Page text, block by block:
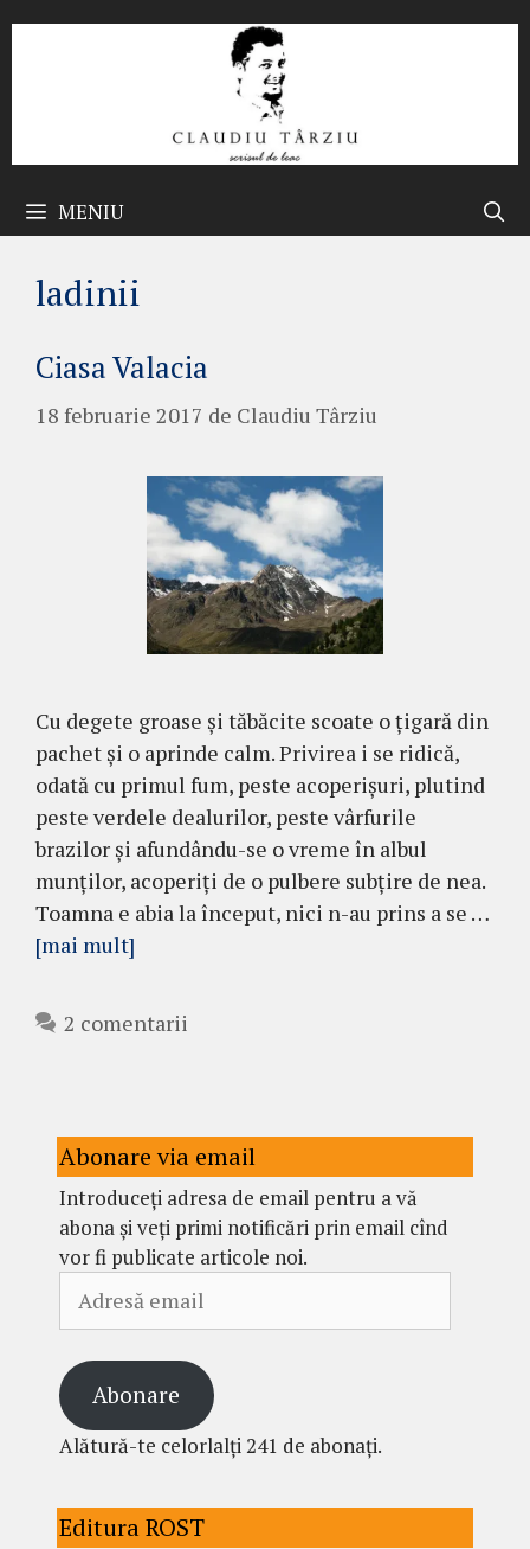
MENIU
ladinii
Ciasa Valacia
18 februarie 2017 de Claudiu Târziu
Cu degete groase şi tăbăcite scoate o ţigară din
pachet şi o aprinde calm. Privirea i se ri­dică,
odată cu primul fum, peste acope­rişuri, plu­tind
peste verdele dealurilor, peste vârfurile
brazilor şi afundându-se o vreme în albul
munţilor, acoperiţi de o pulbere subţire de nea.
Toamna e abia la început, nici n-au prins a se …
[mai mult]
2 comentarii
Abonare via email
Introduceți adresa de email pentru a vă
abona și veți primi notificări prin email cînd
vor fi publicate articole noi.
email
Abonare
Alătură-te celorlalți 241 de abonați.
Editura ROST